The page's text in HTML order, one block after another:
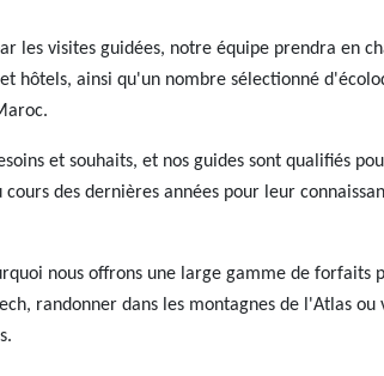
les visites guidées, notre équipe prendra en
hôtels, ainsi qu'un nombre sélectionné
et souhaits, et nos guides sont qualifiés
des dernières années pour leur
nous offrons une large gamme de
randonner dans les montagnes de l'Atlas ou